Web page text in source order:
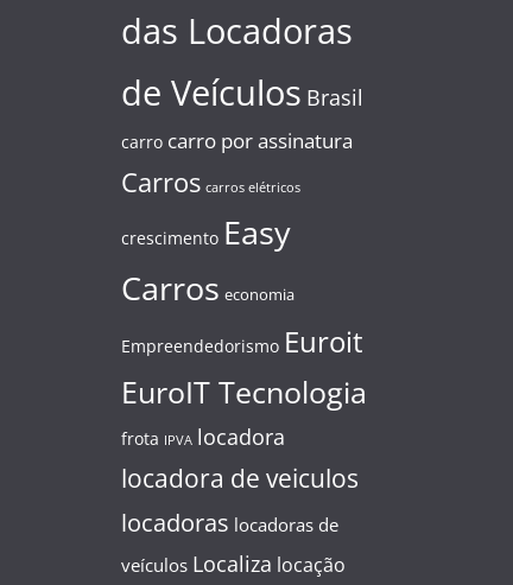
das Locadoras
de Veículos Brasil
carro carro por assinatura
Carros carros elétricos
crescimento Easy
Carros economia
Empreendedorismo Euroit
EuroIT Tecnologia
frota IPVA locadora
locadora de veiculos
locadoras locadoras de
veículos Localiza locação